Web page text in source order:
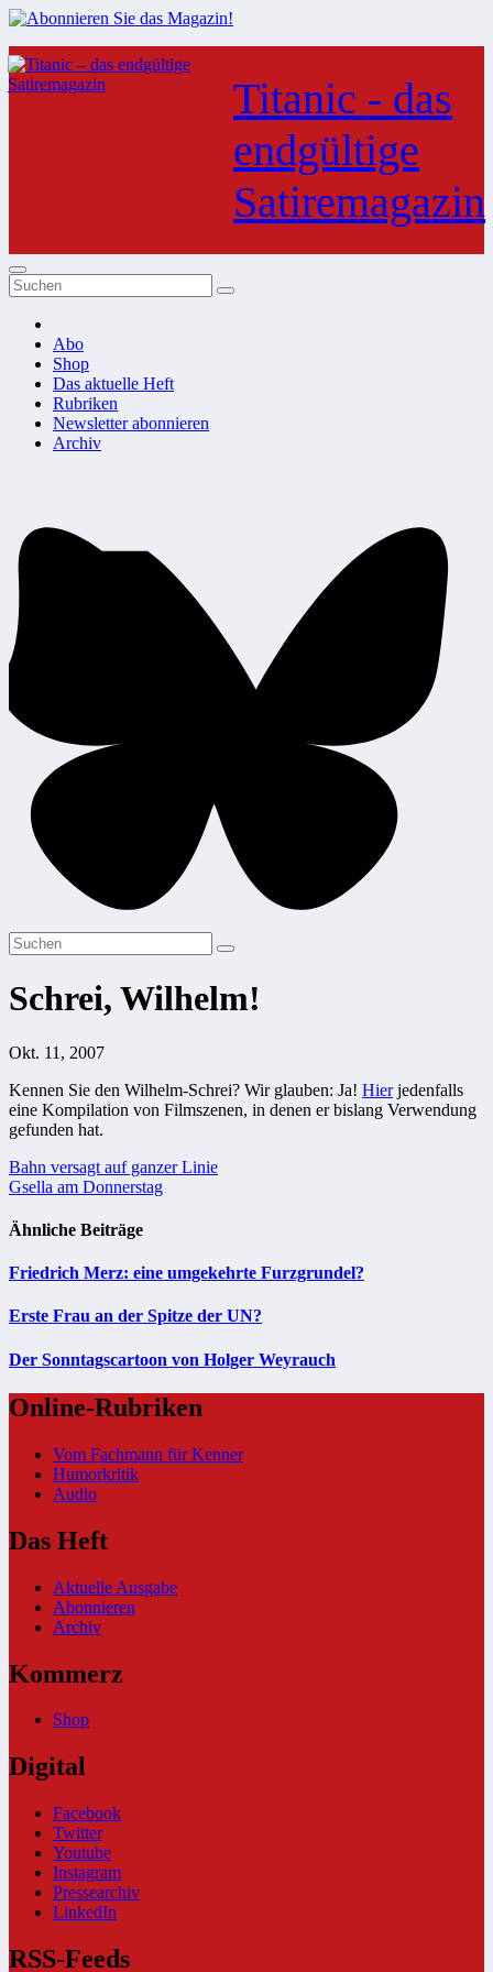
Zum
Inhalt
springen
Titanic - das
endgültige
Satiremagazin
Abo
Shop
Das aktuelle Heft
Rubriken
Newsletter abonnieren
Archiv
Schrei, Wilhelm!
Okt. 11, 2007
Kennen Sie den Wilhelm-Schrei? Wir glauben: Ja! Hierjedenfalls
eine Kompilation von Filmszenen, in denen er bislang Verwendung
gefunden hat.
Beitragsnavigation
Bahn versagt auf ganzer Linie
Gsella am Donnerstag
Ähnliche Beiträge
Friedrich Merz: eine umgekehrte Furzgrundel?
Erste Frau an der Spitze der UN?
Der Sonntagscartoon von Holger Weyrauch
Online-Rubriken
Vom Fachmann für Kenner
Humorkritik
Audio
Das Heft
Aktuelle Ausgabe
Abonnieren
Archiv
Kommerz
Shop
Digital
Facebook
Twitter
Youtube
Instagram
Pressearchiv
LinkedIn
RSS-Feeds